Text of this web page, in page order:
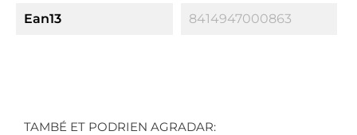
Ean13
8414947000863
TAMBÉ ET PODRIEN AGRADAR: